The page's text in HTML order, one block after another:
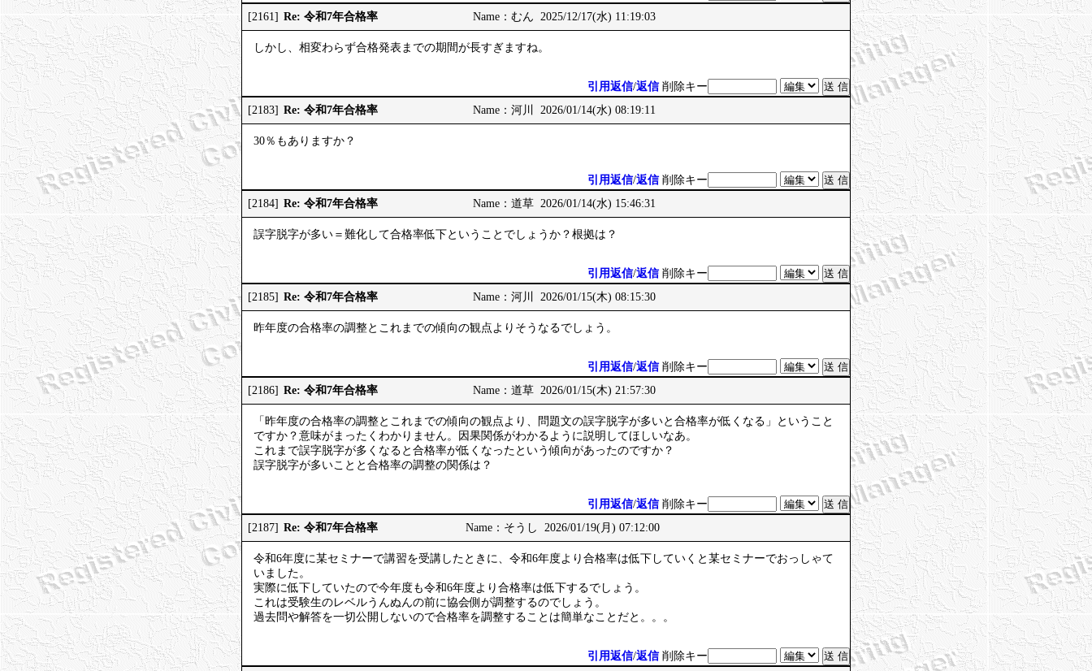
[2161] Re: 令和7年合格率 Name：むん 2025/12/17(水) 11:19:03
しかし、相変わらず合格発表までの期間が長すぎますね。
引用返信/返信 削除キー
[2183] Re: 令和7年合格率 Name：河川 2026/01/14(水) 08:19:11
30％もありますか？
引用返信/返信 削除キー
[2184] Re: 令和7年合格率 Name：道草 2026/01/14(水) 15:46:31
誤字脱字が多い＝難化して合格率低下ということでしょうか？根拠は？
引用返信/返信 削除キー
[2185] Re: 令和7年合格率 Name：河川 2026/01/15(木) 08:15:30
昨年度の合格率の調整とこれまでの傾向の観点よりそうなるでしょう。
引用返信/返信 削除キー
[2186] Re: 令和7年合格率 Name：道草 2026/01/15(木) 21:57:30
「昨年度の合格率の調整とこれまでの傾向の観点より、問題文の誤字脱字が多いと合格率が低くなる」ということ
ですか？意味がまったくわかりません。因果関係がわかるように説明してほしいなあ。
これまで誤字脱字が多くなると合格率が低くなったという傾向があったのですか？
誤字脱字が多いことと合格率の調整の関係は？
引用返信/返信 削除キー
[2187] Re: 令和7年合格率 Name：そうし 2026/01/19(月) 07:12:00
令和6年度に某セミナーで講習を受講したときに、令和6年度より合格率は低下していくと某セミナーでおっしゃて
いました。
実際に低下していたので今年度も令和6年度より合格率は低下するでしょう。
これは受験生のレベルうんぬんの前に協会側が調整するのでしょう。
過去問や解答を一切公開しないので合格率を調整することは簡単なことだと。。。
引用返信/返信 削除キー